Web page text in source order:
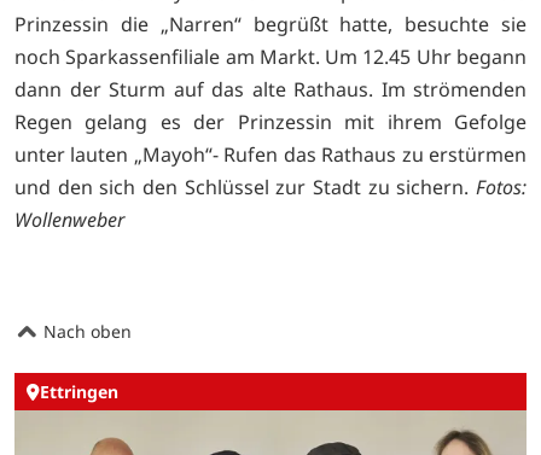
Prinzessin die „Narren“ begrüßt hatte, besuchte sie
noch Sparkassenfiliale am Markt. Um 12.45 Uhr begann
dann der Sturm auf das alte Rathaus. Im strömenden
Regen gelang es der Prinzessin mit ihrem Gefolge
unter lauten „Mayoh“- Rufen das Rathaus zu erstürmen
und den sich den Schlüssel zur Stadt zu sichern. Fotos:
Wollenweber
Nach oben
Ettringen